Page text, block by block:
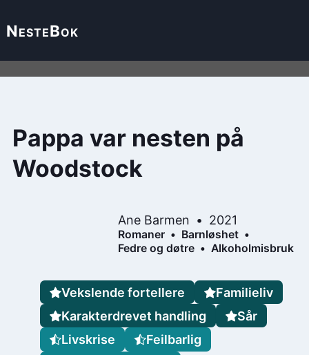
NesteBok
Pappa var nesten på
Woodstock
Ane Barmen 2021
Romaner
Barnløshet
Fedre og døtre
Alkoholmisbruk
Vekslende fortellere
Familieliv
Karakterdrevet handling
Sår
Livskrise
Feilbarlig